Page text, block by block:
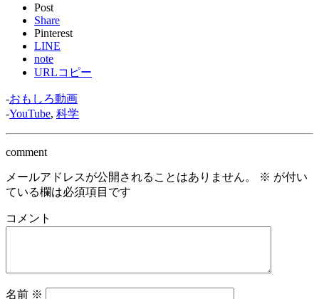
Post
Share
Pinterest
LINE
note
URLコピー
-おもしろ動画
-YouTube, 科学
comment
メールアドレスが公開されることはありません。 ※ が付い
ている欄は必須項目です
コメント
名前 ※